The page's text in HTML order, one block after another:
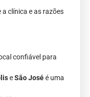
clínica e as razões
confiável para
eSão Joséé uma